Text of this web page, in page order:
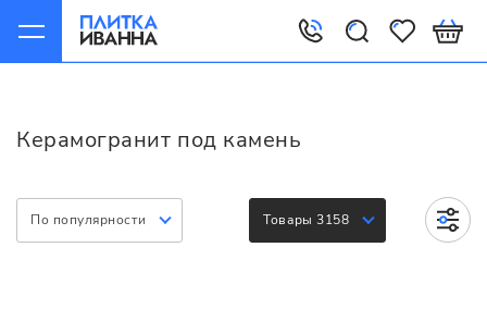
Керамогранит под камень
По популярности Товары 3158